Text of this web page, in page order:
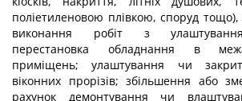
поліетиленовою плівкою, споруд
виконання робіт з
перестановка обладнання в
приміщень; улаштування чи
віконних прорізів; збільшення або
рахунок демонтування чи